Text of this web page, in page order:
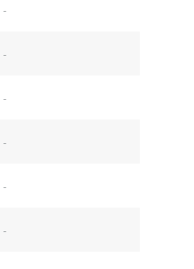
-
-
-
-
-
-